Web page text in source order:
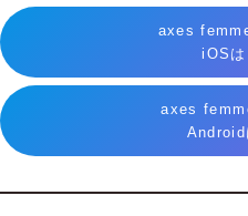
式アプリに新しく追加された機能を、それぞれご紹
イテムリスト」をチェック！お気に入りアイテム一覧
axes
iOSは
axes
Android